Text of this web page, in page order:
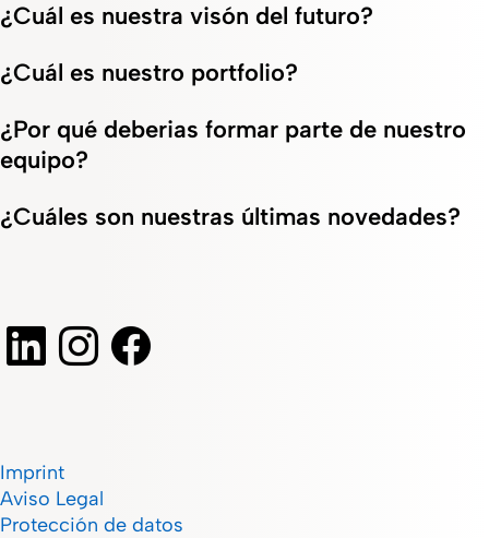
¿Cuál es nuestra visón del futuro?
¿Cuál es nuestro portfolio?
¿Por qué deberias formar parte de nuestro
equipo?
¿Cuáles son nuestras últimas novedades?
Imprint
Aviso Legal
Protección de datos